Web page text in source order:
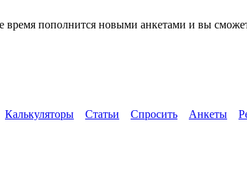
пополнится новыми анкетами и вы
Калькуляторы Статьи Спросить Анкеты